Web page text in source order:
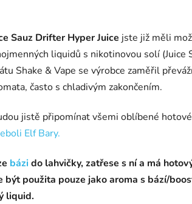
Sauz Drifter Hyper Juice jste již měli
liquidů s nikotinovou solí (Juice
Shake & Vape se výrobce zaměřil
často s chladivým zakončením.
jistě připomínat všemi oblíbené hotové
Elf Bary.
bázido lahvičky, zatřese s ní a má
být použita pouze jako aroma s bází/
liquid.